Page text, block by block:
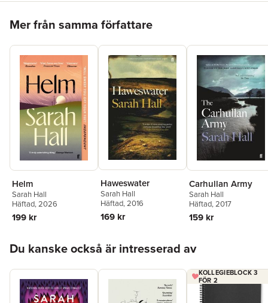
Mer från samma författare
Helm
Sarah Hall
Häftad, 2026
199 kr
Haweswater
Sarah Hall
Häftad, 2016
169 kr
Carhullan Army
Sarah Hall
Häftad, 2017
159 kr
Du kanske också är intresserad av
KOLLEGIEBLOCK 3
FÖR 2